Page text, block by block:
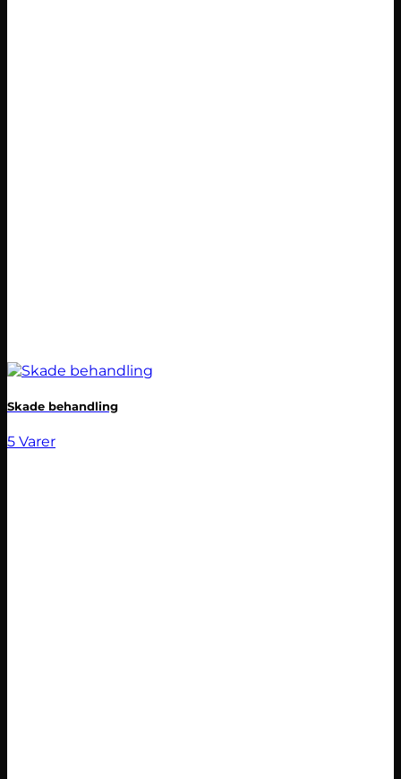
Skade behandling
5 Varer